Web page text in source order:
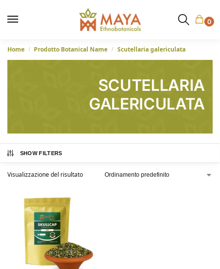
0
Home / Prodotto Botanical Name / Scutellaria galericulata
SCUTELLARIA
GALERICULATA
SHOW FILTERS
Visualizzazione del risultato